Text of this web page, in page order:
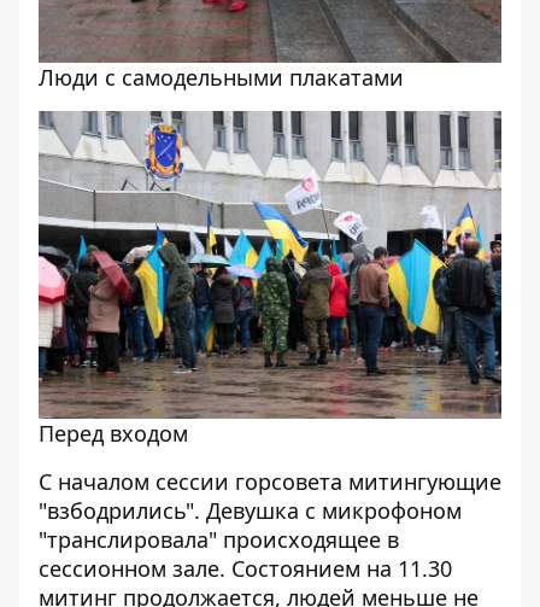
Люди с самодельными плакатами
Перед входом
С началом сессии горсовета митингующие
"взбодрились". Девушка с микрофоном
"транслировала" происходящее в
сессионном зале. Состоянием на 11.30
митинг продолжается, людей меньше не